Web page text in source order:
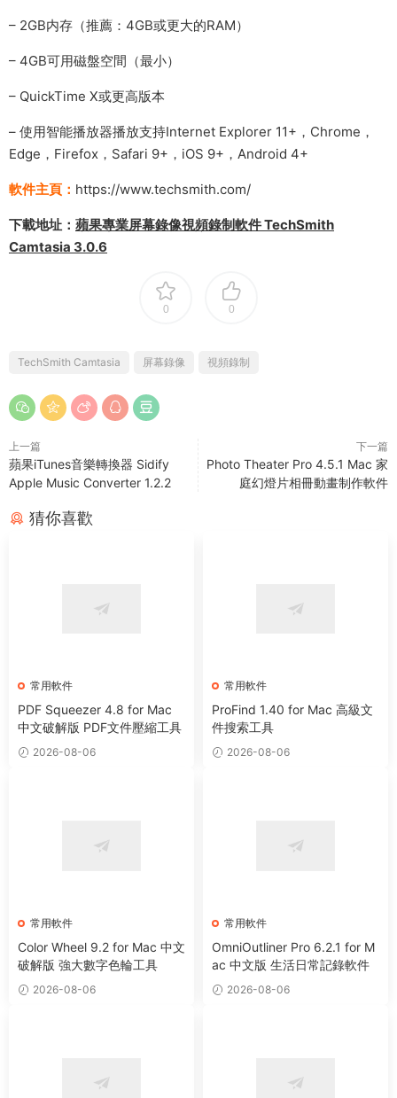
– 2GB内存（推薦：4GB或更大的RAM）
– 4GB可用磁盤空間（最小）
– QuickTime X或更高版本
– 使用智能播放器播放支持Internet Explorer 11+，Chrome，
Edge，Firefox，Safari 9+，iOS 9+，Android 4+
軟件主頁： https://www.techsmith.com/
下載地址： 蘋果專業屏幕錄像視頻錄制軟件 TechSmith
Camtasia 3.0.6
0 0
TechSmith Camtasia 屏幕錄像 視頻錄制
上一篇
蘋果iTunes音樂轉換器 Sidify
Apple Music Converter 1.2.2
下一篇
Photo Theater Pro 4.5.1 Mac 家
庭幻燈片相冊動畫制作軟件
猜你喜歡
常用軟件
PDF Squeezer 4.8 for Mac
中文破解版 PDF文件壓縮工具
2026-08-06
常用軟件
ProFind 1.40 for Mac 高級文
件搜索工具
2026-08-06
常用軟件
Color Wheel 9.2 for Mac 中文
破解版 強大數字色輪工具
2026-08-06
常用軟件
OmniOutliner Pro 6.2.1 for M
ac 中文版 生活日常記錄軟件
2026-08-06